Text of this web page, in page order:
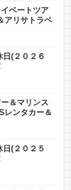
ベートツア
アリサトラベ
(２０２６
＆マリンス
レンタカー＆
(２０２５